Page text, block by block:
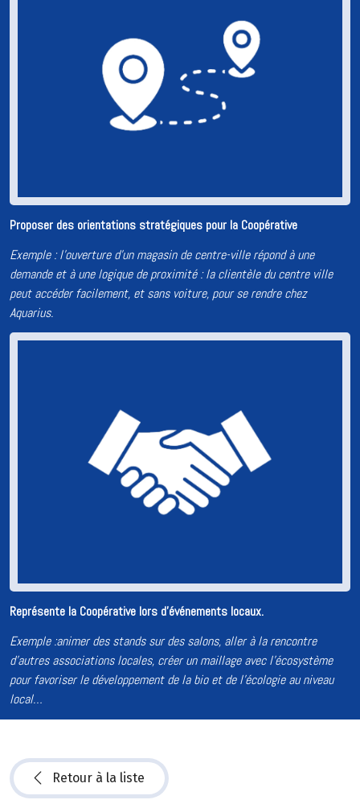
Proposer des orientations stratégiques pour la Coopérative
Exemple : l’ouverture d’un magasin de centre-ville répond à une
demande et à une logique de proximité : la clientèle du centre ville
peut accéder facilement, et sans voiture, pour se rendre chez
Aquarius.
Représente la Coopérative lors d'événements locaux.
Exemple :animer des stands sur des salons, aller à la rencontre
d’autres associations locales, créer un maillage avec l’écosystème
pour favoriser le développement de la bio et de l’écologie au niveau
local…
Retour à la liste